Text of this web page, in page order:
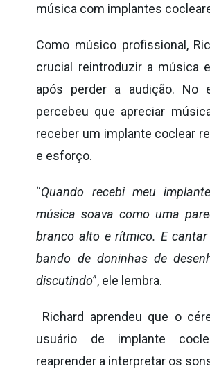
música com implantes
Como músico profissional,
crucial reintroduzir a música
após perder a audição. No
percebeu que apreciar
receber um implante coclear
e esforço.
“Quando recebi meu
música soava como uma
branco alto e rítmico. E
bando de doninhas de
discutindo”, ele lembra.
Richard aprendeu que o
usuário de implante
reaprender a interpretar os